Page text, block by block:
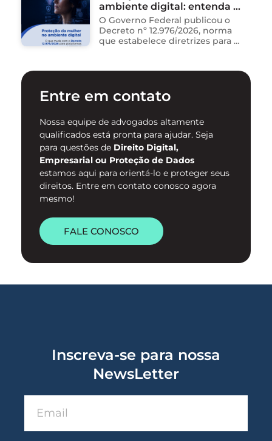
relatórios. O problema não está
na ferramenta. Está …
ambiente digital: entenda o
novo Decreto nº 12.976/2026
O Governo Federal publicou o
Decreto nº 12.976/2026, norma
que estabelece diretrizes para a
enfrentamento da violência
digital. …
Entre em contato
Nossa equipe de advogados altamente
qualificados está pronta para ajudar. Seja
para questões de Direito Digital,
Empresarial ou Proteção de Dados
estamos aqui para orientá-lo e proteger seus
direitos. Entre em contato conosco agora
mesmo!
FALE CONOSCO
Inscreva-se para nossa
NewsLetter